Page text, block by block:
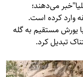
می‌دهند؛
وارد کرده است.
یورش مستقیم به گله
تبدیل کرد.